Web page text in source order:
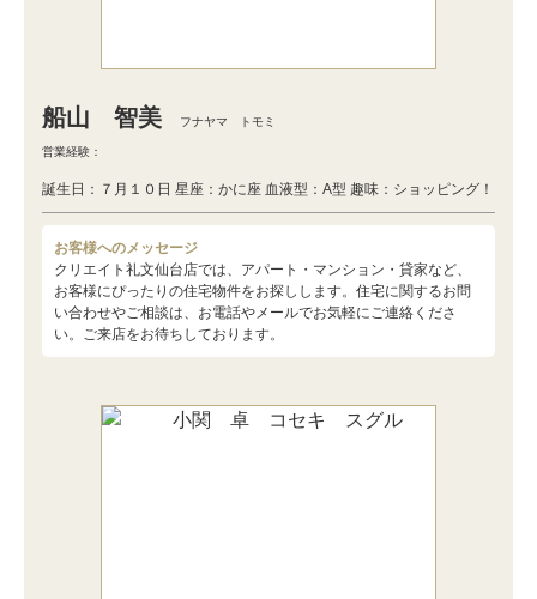
船山 智美 フナヤマ トモミ
営業経験：
誕生日：７月１０日 星座：かに座 血液型：A型 趣味：ショッピング！
お客様へのメッセージ
クリエイト礼文仙台店では、アパート・マンション・貸家など、
お客様にぴったりの住宅物件をお探しします。住宅に関するお問
い合わせやご相談は、お電話やメールでお気軽にご連絡くださ
い。ご来店をお待ちしております。